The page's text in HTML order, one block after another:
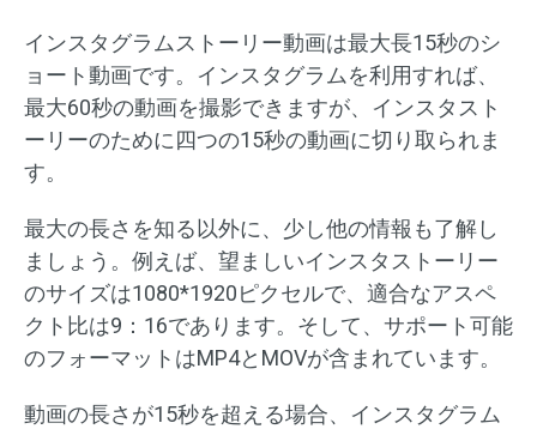
インスタグラムストーリー動画は最大長15秒のシ
ョート動画です。インスタグラムを利用すれば、
最大60秒の動画を撮影できますが、インスタスト
ーリーのために四つの15秒の動画に切り取られま
す。
最大の長さを知る以外に、少し他の情報も了解し
ましょう。例えば、望ましいインスタストーリー
のサイズは1080*1920ピクセルで、適合なアスペ
クト比は9：16であります。そして、サポート可能
のフォーマットはMP4とMOVが含まれています。
動画の長さが15秒を超える場合、インスタグラム